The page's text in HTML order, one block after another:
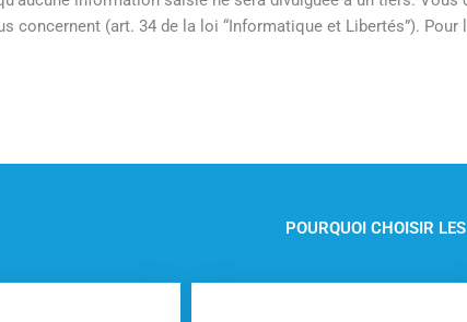
concernent (art. 34 de la loi “Informatique et Libertés”). Pour
POURQUOI CHOISIR